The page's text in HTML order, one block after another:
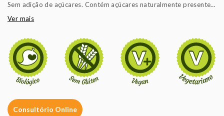
Sem adição de açúcares. Contém açúcares naturalmente presentes.
Sem BPA (bisfenol A).
Ver mais
Consultório Online